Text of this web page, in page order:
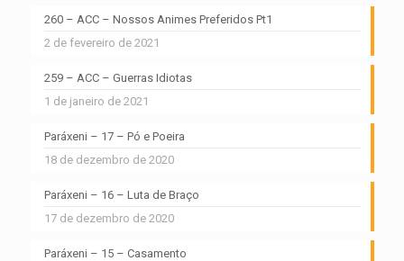
260 – ACC – Nossos Animes Preferidos Pt1
2 de fevereiro de 2021
259 – ACC – Guerras Idiotas
1 de janeiro de 2021
Paráxeni – 17 – Pó e Poeira
18 de dezembro de 2020
Paráxeni – 16 – Luta de Braço
17 de dezembro de 2020
Paráxeni – 15 – Casamento